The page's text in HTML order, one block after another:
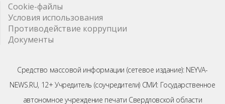
Cookie-файлы
Условия использования
Противодействие коррупции
Документы
Средство массовой информации (сетевое издание): NEYVA-
NEWS.RU, 12+ Учредитель (соучредители) СМИ: Государственное
автономное учреждение печати Свердловской области